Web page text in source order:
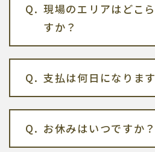
現場のエリアはどこ
すか？
支払は何日になりま
お休みはいつですか？